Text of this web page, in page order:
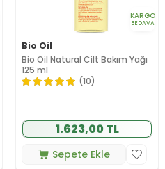
KARGO
BEDAVA
Bio Oil
Bio Oil Natural Cilt Bakım Yağı
125 ml
(10)
1.623,00 TL
Sepete Ekle